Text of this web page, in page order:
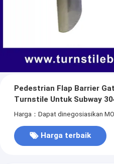
Pedestrian Flap Barrier
Turnstile Untuk Subway
Harga：Dapat dinegosiasikan
Harga terbaik